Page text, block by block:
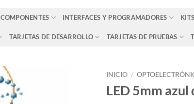
COMPONENTES INTERFACES Y PROGRAMADORES
TARJETAS DE DESARROLLO TARJETAS DE PRUEBAS
INICIO /
LED 5mm azul